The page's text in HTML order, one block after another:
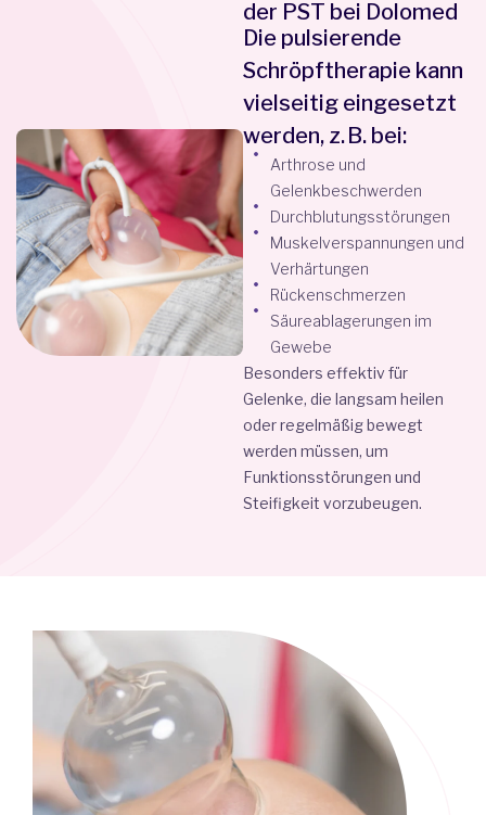
der PST bei Dolomed
Die pulsierende
Schröpftherapie kann
vielseitig eingesetzt
werden, z. B. bei:
Arthrose und
Gelenkbeschwerden
Durchblutungsstörungen
Muskelverspannungen und
Verhärtungen
Rückenschmerzen
Säureablagerungen im
Gewebe
Besonders effektiv für
Gelenke, die langsam heilen
oder regelmäßig bewegt
werden müssen, um
Funktionsstörungen und
Steifigkeit vorzubeugen.